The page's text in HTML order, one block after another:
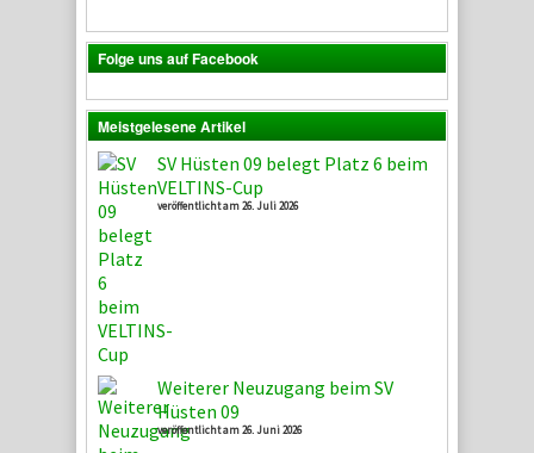
Folge uns auf Facebook
Meistgelesene Artikel
SV Hüsten 09 belegt Platz 6 beim
VELTINS-Cup
veröffentlicht am 26. Juli 2026
Weiterer Neuzugang beim SV
Hüsten 09
veröffentlicht am 26. Juni 2026